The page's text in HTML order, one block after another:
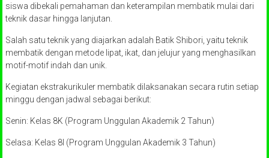
siswa dibekali pemahaman dan keterampilan membatik mulai dari
teknik dasar hingga lanjutan.
Salah satu teknik yang diajarkan adalah Batik Shibori, yaitu teknik
membatik dengan metode lipat, ikat, dan jelujur yang menghasilkan
motif-motif indah dan unik.
Kegiatan ekstrakurikuler membatik dilaksanakan secara rutin setiap
minggu dengan jadwal sebagai berikut:
Senin: Kelas 8K (Program Unggulan Akademik 2 Tahun)
Selasa: Kelas 8I (Program Unggulan Akademik 3 Tahun)